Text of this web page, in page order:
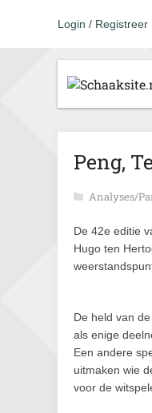
Login / Registreer
Peng,
Analyses/
De 42e editie
Hugo ten
De held van
als enige
Een andere
uitmaken wie
voor de